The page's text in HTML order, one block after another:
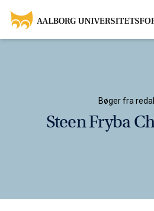
Bøger fra
Steen Fryba